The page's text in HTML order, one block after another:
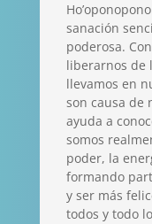
sanación
poderosa.
liberarnos de
llevamos en
son causa de
ayuda a
somos
poder, la
formando
y ser más
todos y todo